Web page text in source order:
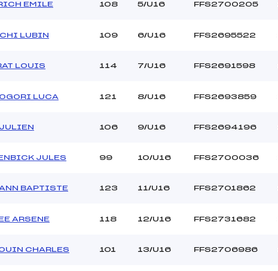
:
105.2600
EMILE 108 5/U16 FFS2700205
LUBIN 109 6/U16 FFS2695522
LOUIS 114 7/U16 FFS2691598
LUCA 121 8/U16 FFS2693859
106 9/U16 FFS2694196
JULES 99 10/U16 FFS2700036
BAPTISTE 123 11/U16 FFS2701862
ARSENE 118 12/U16 FFS2731682
CHARLES 101 13/U16 FFS2706986